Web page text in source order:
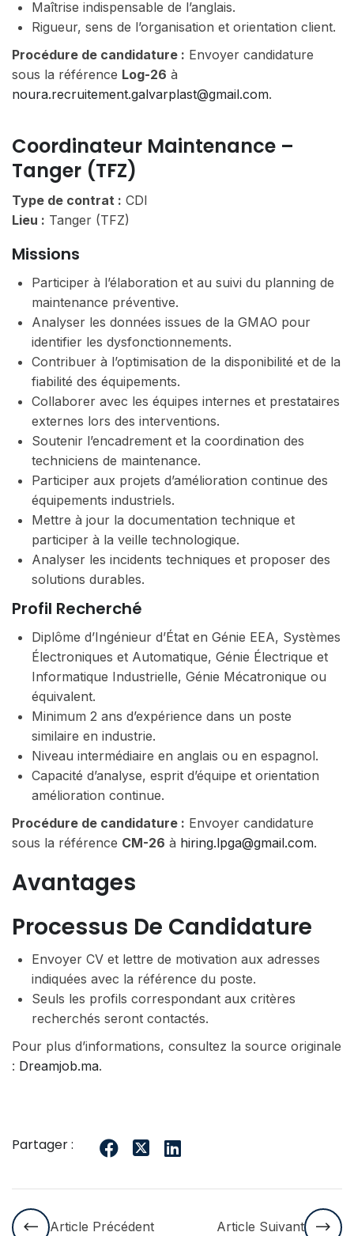
Maîtrise indispensable de l’anglais.
Rigueur, sens de l’organisation et orientation client.
Procédure de candidature : Envoyer candidature
sous la référence Log-26 à
noura.recruitement.galvarplast@gmail.com.
Coordinateur Maintenance –
Tanger (TFZ)
Type de contrat : CDI
Lieu : Tanger (TFZ)
Missions
Participer à l’élaboration et au suivi du planning de
maintenance préventive.
Analyser les données issues de la GMAO pour
identifier les dysfonctionnements.
Contribuer à l’optimisation de la disponibilité et de la
fiabilité des équipements.
Collaborer avec les équipes internes et prestataires
externes lors des interventions.
Soutenir l’encadrement et la coordination des
techniciens de maintenance.
Participer aux projets d’amélioration continue des
équipements industriels.
Mettre à jour la documentation technique et
participer à la veille technologique.
Analyser les incidents techniques et proposer des
solutions durables.
Profil Recherché
Diplôme d’Ingénieur d’État en Génie EEA, Systèmes
Électroniques et Automatique, Génie Électrique et
Informatique Industrielle, Génie Mécatronique ou
équivalent.
Minimum 2 ans d’expérience dans un poste
similaire en industrie.
Niveau intermédiaire en anglais ou en espagnol.
Capacité d’analyse, esprit d’équipe et orientation
amélioration continue.
Procédure de candidature : Envoyer candidature
sous la référence CM-26 à hiring.lpga@gmail.com.
Avantages
Processus De Candidature
Envoyer CV et lettre de motivation aux adresses
indiquées avec la référence du poste.
Seuls les profils correspondant aux critères
recherchés seront contactés.
Pour plus d’informations, consultez la source originale
: Dreamjob.ma.
Partager :
Article Précédent Article Suivant